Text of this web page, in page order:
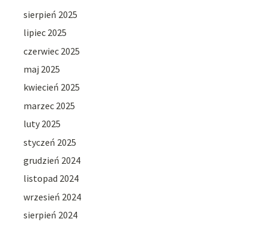
sierpień 2025
lipiec 2025
czerwiec 2025
maj 2025
kwiecień 2025
marzec 2025
luty 2025
styczeń 2025
grudzień 2024
listopad 2024
wrzesień 2024
sierpień 2024